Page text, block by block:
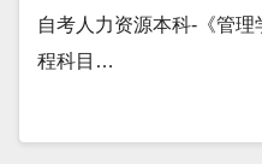
自考人力资源本科-《管
程科目…